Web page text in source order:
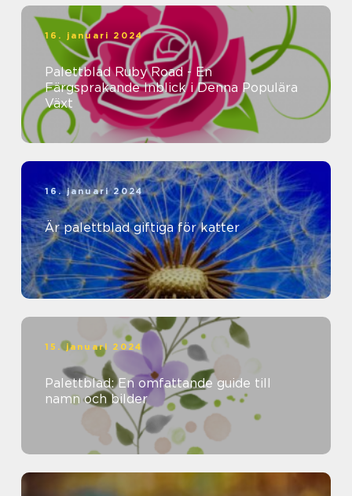
16. januari 2024
Palettblad Ruby Road - En
Färgsprakande Inblick i Denna Populära
Växt
16. januari 2024
Är palettblad giftiga för katter
15. januari 2024
Palettblad: En omfattande guide till
namn och bilder